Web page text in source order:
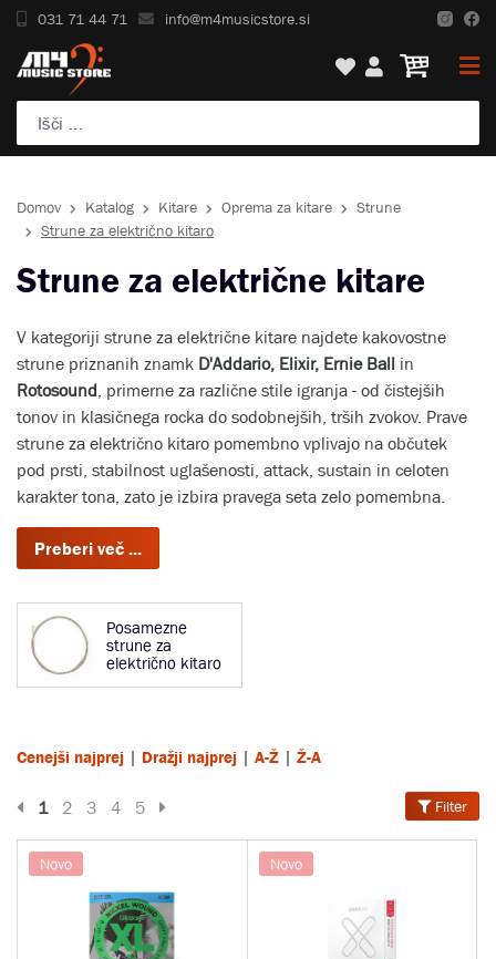
031 71 44 71 info@m4musicstore.si
Domov Katalog Kitare Oprema za kitare
Strune
Strune za električno kitaro
Strune za električne kitare
V kategoriji strune za električne kitare najdete kakovostne
strune priznanih znamk D'Addario, Elixir, Ernie Ball in
Rotosound , primerne za različne stile igranja - od čistejših
tonov in klasičnega rocka do sodobnejših, trših zvokov. Prave
strune za električno kitaro pomembno vplivajo na občutek
pod prsti, stabilnost uglašenosti, attack, sustain in celoten
karakter tona, zato je izbira pravega seta zelo pomembna.
Posamezne
strune za
električno kitaro
Cenejši najprej | Dražji najprej | A-Ž | Ž-A
Prejšnja stran
1 2 3 4 5 Filter
Novo Novo